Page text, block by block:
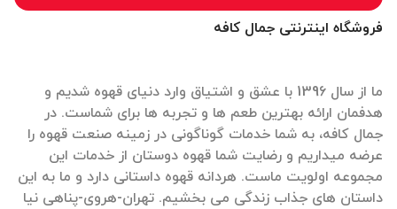
فروشگاه اینترنتی جمال کافه
ما از سال 1396 با عشق و اشتیاق وارد دنیای قهوه شدیم و
هدفمان ارائه بهترین طعم ها و تجربه ها برای شماست. در
جمال کافه، به شما خدمات گوناگونی در زمینه صنعت قهوه را
عرضه میداریم و رضایت شما قهوه دوستان از خدمات این
مجموعه اولویت ماست. هردانه قهوه داستانی دارد و ما به این
داستان های جذاب زندگی می بخشیم. تهران-هروی-پناهی نیا